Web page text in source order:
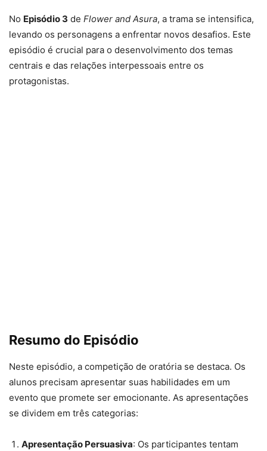
No Episódio 3 de Flower and Asura, a trama se intensifica,
levando os personagens a enfrentar novos desafios. Este
episódio é crucial para o desenvolvimento dos temas
centrais e das relações interpessoais entre os
protagonistas.
Resumo do Episódio
Neste episódio, a competição de oratória se destaca. Os
alunos precisam apresentar suas habilidades em um
evento que promete ser emocionante. As apresentações
se dividem em três categorias:
Apresentação Persuasiva: Os participantes tentam